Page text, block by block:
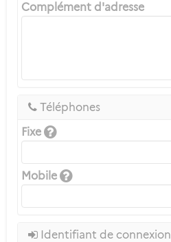
Complément d'adresse
Téléphones
Fixe
Mobile
Identifiant de connexion